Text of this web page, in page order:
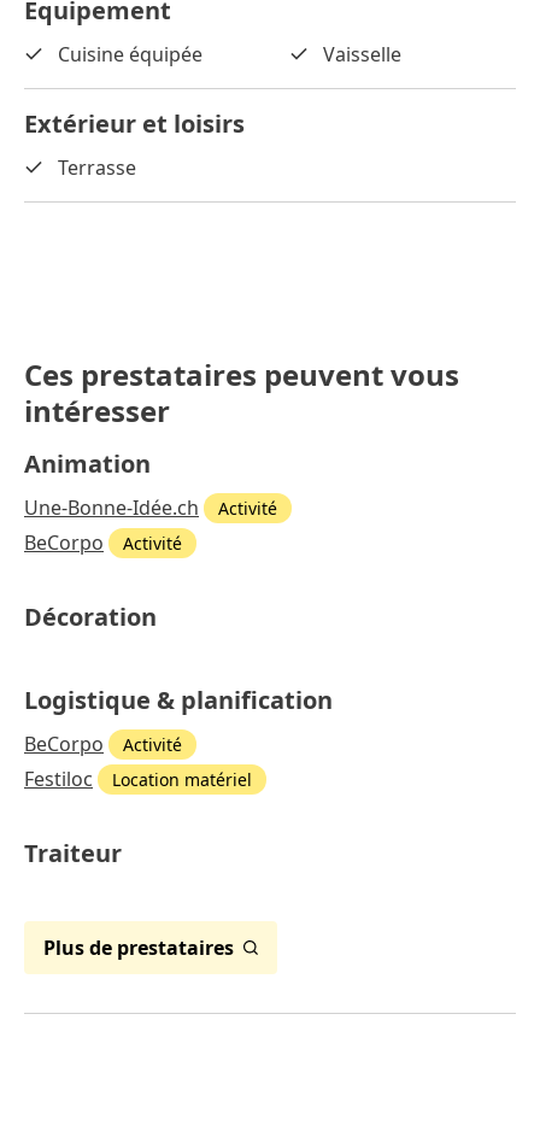
Equipement
Cuisine équipée Vaisselle
Extérieur et loisirs
Terrasse
Ces prestataires peuvent vous
intéresser
Animation
Une-Bonne-Idée.ch Activité
BeCorpo Activité
Décoration
Logistique & planification
BeCorpo Activité
Festiloc Location matériel
Traiteur
Plus de prestataires